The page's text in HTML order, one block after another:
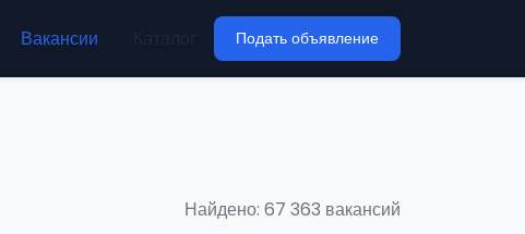
Вакансии Подать объявление
Найдено: 67 363 вакансий